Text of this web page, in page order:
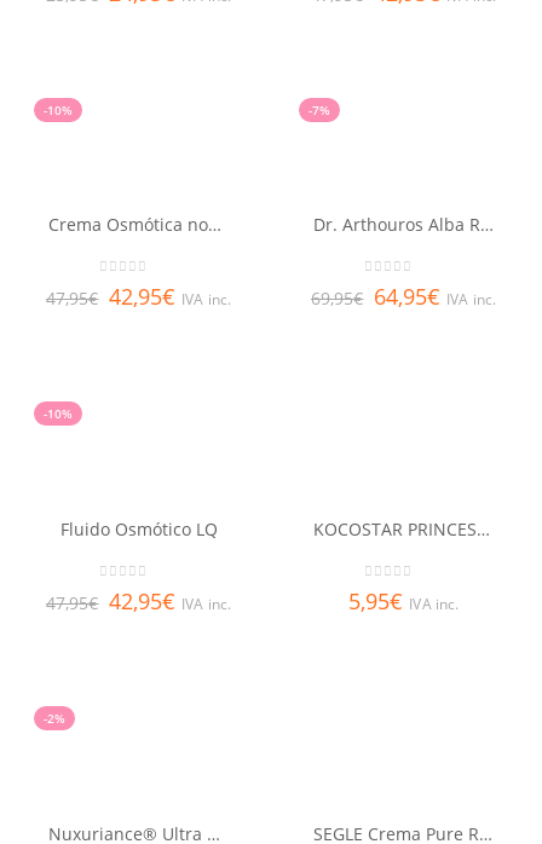
-10%
Crema Osmótica noche LQ
out of 5
47,95€ 42,95€ IVA inc.
-7%
Dr. Arthouros Alba Retexturizante Noche Retinol 0.5 Puro 50 ml
out of 5
69,95€ 64,95€ IVA inc.
-10%
Fluido Osmótico LQ
out of 5
47,95€ 42,95€ IVA inc.
KOCOSTAR PRINCESS EYE PATCH 2 PARCHES
0out of 5
5,95€ IVA inc.
-2%
Nuxuriance® Ultra Sérum NUXE 30 ml SEGLE Crema Pure Retinol